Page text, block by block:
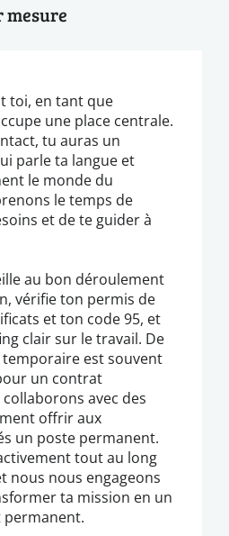
mesure
toi, en tant que
une place centrale.
tu auras un
parle ta langue et
le monde du
le temps de
et de te guider à
au bon déroulement
vérifie ton permis de
et ton code 95, et
clair sur le travail. De
est souvent
un contrat
avec des
offrir aux
un poste permanent.
tout au long
nous nous engageons
ta mission en un
permanent.